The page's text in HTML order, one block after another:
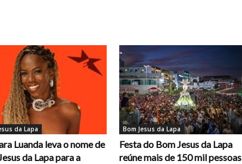
da Lapa
Luanda leva o nome de
da Lapa para a
Bom Jesus da Lapa
Festa do Bom Jesus da Lapa
reúne mais de 150 mil pessoas